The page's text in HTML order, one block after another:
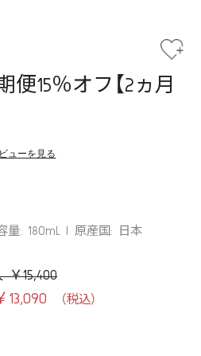
15％オフ【2ヵ月
ューを見る
量: 180mL 原産国: 日本
￥15,400
13,090